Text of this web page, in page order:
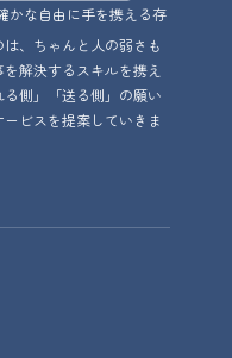
かな自由に手を携える存
、ちゃんと人の弱さも
解決するスキルを携え
側」「送る側」の願い
ビスを提案していきま